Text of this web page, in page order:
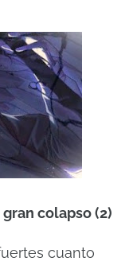
colapso (2)
cuanto